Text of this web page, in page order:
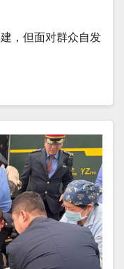
，但面对群众自发